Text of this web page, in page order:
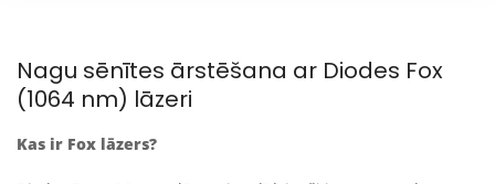
Nagu sēnītes ārstēšana ar Diodes Fox
(1064 nm) lāzeri
Kas ir Fox lāzers?